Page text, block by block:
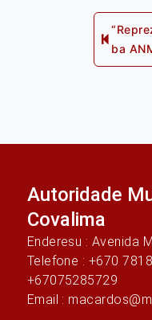
ba
Autoridade
Covalima
Enderesu : Avenida
Telefone : +670
+67075285729
Email :